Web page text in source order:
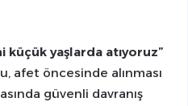
yaşlarda atıyoruz”
afet öncesinde alınması
güvenli davranış